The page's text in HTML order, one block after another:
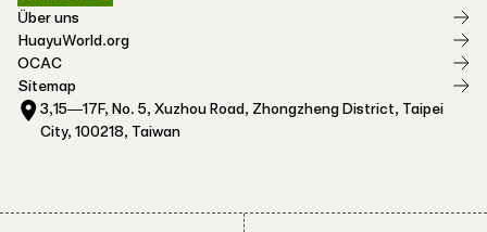
Über uns
HuayuWorld.org
OCAC
Sitemap
3,15—17F, No. 5, Xuzhou Road, Zhongzheng District, Taipei
City, 100218, Taiwan